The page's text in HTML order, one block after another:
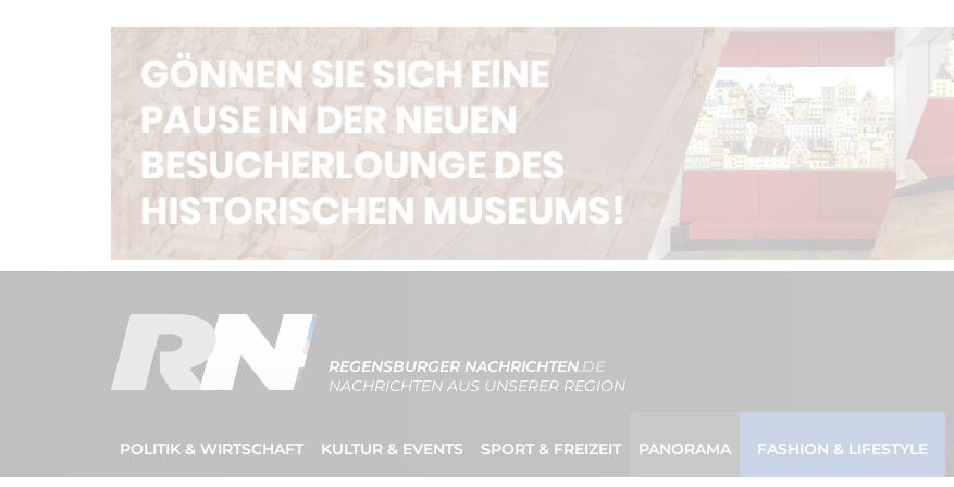
REGENSBURGER NACHRICHTEN.DE
NACHRICHTEN AUS UNSERER REGION
POLITIK & WIRTSCHAFT KULTUR & EVENTS SPORT & FREIZEIT PANORAMA FASHION & LIFESTYLE